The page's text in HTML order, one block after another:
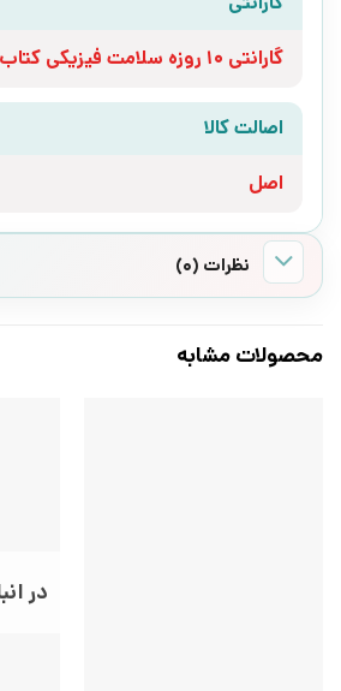
گارانتی 10 روزه سلامت فیزیکی کتاب
اصالت کالا
اصل
نظرات (0)
محصولات مشابه
در